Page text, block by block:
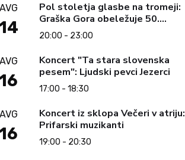
Pol stoletja glasbe na tromeji:
Graška Gora obeležuje 50.
jubilejni festival narodno-
zabavne glasbe
20:00 - 23:00
Koncert "Ta stara slovenska
pesem": Ljudski pevci Jezerci
17:00 - 18:30
Koncert iz sklopa Večeri v atriju:
Prifarski muzikanti
19:00 - 20:30